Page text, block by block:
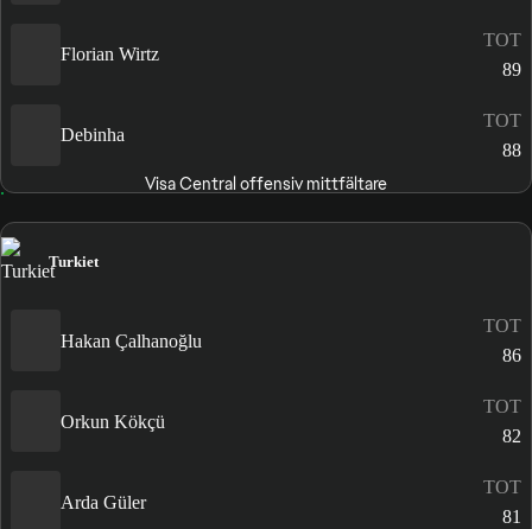
Florian Wirtz
TOT
89
Debinha
TOT
88
Visa Central offensiv mittfältare
Turkiet
Hakan Çalhanoğlu
TOT
86
Orkun Kökçü
TOT
82
Arda Güler
TOT
81